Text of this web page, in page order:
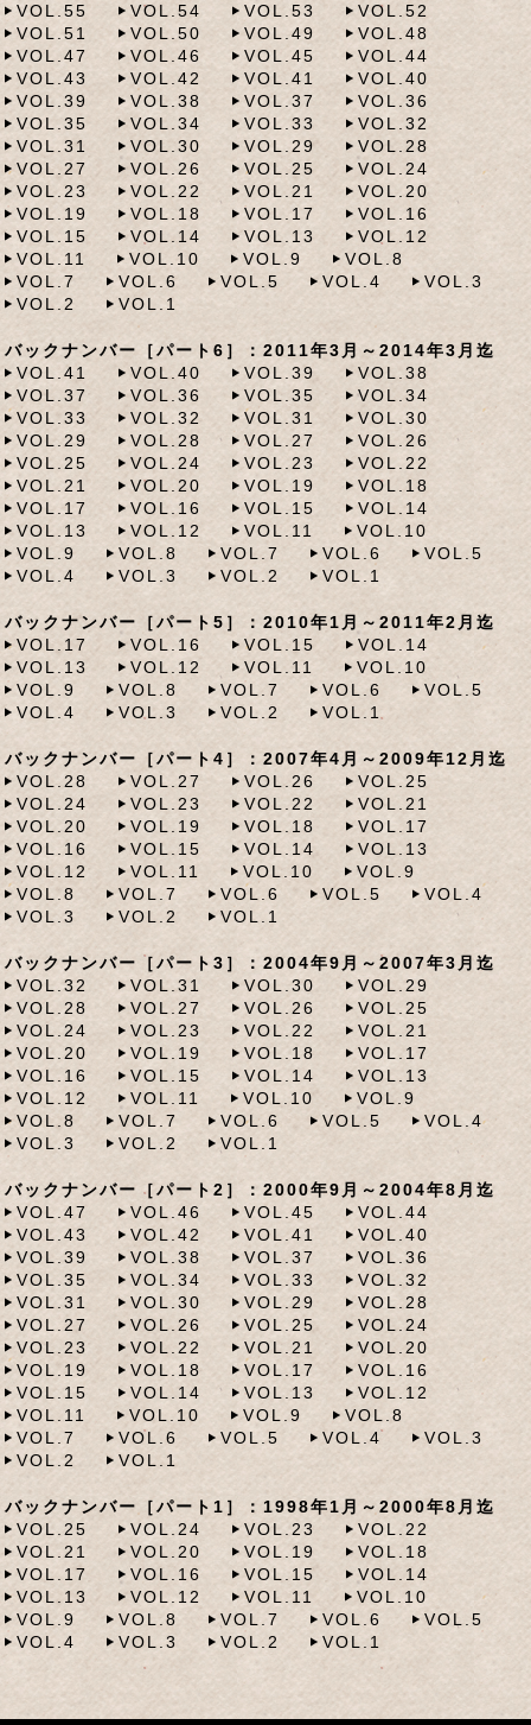
VOL.55 VOL.54 VOL.53
VOL.52
VOL.51
VOL.50 VOL.49
VOL.48
VOL.47
VOL.46 VOL.45
VOL.44
VOL.43
VOL.42 VOL.41
VOL.40
VOL.39
VOL.38 VOL.37
VOL.36
VOL.35
VOL.34 VOL.33
VOL.32
VOL.31
VOL.30 VOL.29
VOL.28
VOL.27
VOL.26 VOL.25
VOL.24
VOL.23
VOL.22 VOL.21
VOL.20
VOL.19
VOL.18 VOL.17
VOL.16
VOL.15
VOL.14 VOL.13
VOL.12
VOL.11
VOL.10 VOL.9
VOL.8
VOL.7
VOL.6 VOL.5 VOL.4
VOL.3
VOL.2
VOL.1
バックナンバー［パート6］：2011年3月～2014年3月迄
VOL.41
VOL.40 VOL.39
VOL.38
VOL.37
VOL.36 VOL.35
VOL.34
VOL.33
VOL.32 VOL.31
VOL.30
VOL.29
VOL.28 VOL.27
VOL.26
VOL.25
VOL.24 VOL.23
VOL.22
VOL.21
VOL.20 VOL.19
VOL.18
VOL.17
VOL.16 VOL.15
VOL.14
VOL.13
VOL.12 VOL.11
VOL.10
VOL.9
VOL.8 VOL.7 VOL.6
VOL.5
VOL.4
VOL.3 VOL.2 VOL.1
バックナンバー［パート5］：2010年1月～2011年2月迄
VOL.17
VOL.16 VOL.15
VOL.14
VOL.13
VOL.12 VOL.11
VOL.10
VOL.9
VOL.8 VOL.7 VOL.6
VOL.5
VOL.4
VOL.3 VOL.2 VOL.1
バックナンバー［パート4］：2007年4月～2009年12月迄
VOL.28
VOL.27 VOL.26
VOL.25
VOL.24
VOL.23 VOL.22
VOL.21
VOL.20
VOL.19 VOL.18
VOL.17
VOL.16
VOL.15 VOL.14
VOL.13
VOL.12
VOL.11 VOL.10
VOL.9
VOL.8
VOL.7 VOL.6 VOL.5
VOL.4
VOL.3
VOL.2 VOL.1
バックナンバー［パート3］：2004年9月～2007年3月迄
VOL.32
VOL.31 VOL.30
VOL.29
VOL.28
VOL.27 VOL.26
VOL.25
VOL.24
VOL.23 VOL.22
VOL.21
VOL.20
VOL.19 VOL.18
VOL.17
VOL.16
VOL.15 VOL.14
VOL.13
VOL.12
VOL.11 VOL.10
VOL.9
VOL.8
VOL.7 VOL.6 VOL.5
VOL.4
VOL.3
VOL.2 VOL.1
バックナンバー［パート2］：2000年9月～2004年8月迄
VOL.47
VOL.46 VOL.45
VOL.44
VOL.43
VOL.42 VOL.41
VOL.40
VOL.39
VOL.38 VOL.37
VOL.36
VOL.35
VOL.34 VOL.33
VOL.32
VOL.31
VOL.30 VOL.29
VOL.28
VOL.27
VOL.26 VOL.25
VOL.24
VOL.23
VOL.22 VOL.21
VOL.20
VOL.19
VOL.18 VOL.17
VOL.16
VOL.15
VOL.14 VOL.13
VOL.12
VOL.11
VOL.10 VOL.9
VOL.8
VOL.7
VOL.6 VOL.5 VOL.4
VOL.3
VOL.2
VOL.1
バックナンバー［パート1］：1998年1月～2000年8月迄
VOL.25
VOL.24 VOL.23
VOL.22
VOL.21
VOL.20 VOL.19
VOL.18
VOL.17
VOL.16 VOL.15
VOL.14
VOL.13
VOL.12 VOL.11
VOL.10
VOL.9
VOL.8 VOL.7 VOL.6
VOL.5
VOL.4
VOL.3 VOL.2 VOL.1